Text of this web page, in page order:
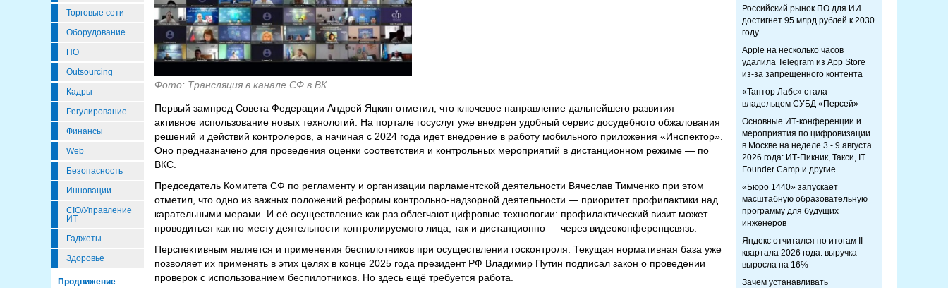
Торговые сети
Оборудование
ПО
Outsourcing
Кадры
Регулирование
Финансы
Web
Безопасность
Инновации
CIO/Управление
ИТ
Гаджеты
Здоровье
Продвижение
Фото: Трансляция в канале СФ в ВК
Первый зампред Совета Федерации Андрей Яцкин отметил, что ключевое направление дальнейшего развития —
активное использование новых технологий. На портале госуслуг уже внедрен удобный сервис досудебного обжалования
решений и действий контролеров, а начиная с 2024 года идет внедрение в работу мобильного приложения «Инспектор».
Оно предназначено для проведения оценки соответствия и контрольных мероприятий в дистанционном режиме — по
ВКС.
Председатель Комитета СФ по регламенту и организации парламентской деятельности Вячеслав Тимченко при этом
отметил, что одно из важных положений реформы контрольно-надзорной деятельности — приоритет профилактики над
карательными мерами. И её осуществление как раз облегчают цифровые технологии: профилактический визит может
проводиться как по месту деятельности контролируемого лица, так и дистанционно — через видеоконференцсвязь.
Перспективным является и применения беспилотников при осуществлении госконтроля. Текущая нормативная база уже
позволяет их применять в этих целях в конце 2025 года президент РФ Владимир Путин подписал закон о проведении
проверок с использованием беспилотников. Но здесь ещё требуется работа.
Российский рынок ПО для ИИ
достигнет 95 млрд рублей к 2030
году
Apple на несколько часов
удалила Telegram из App Store
из-за запрещенного контента
«Тантор Лабс» стала
владельцем СУБД «Персей»
Основные ИТ-конференции и
мероприятия по цифровизации
в Москве на неделе 3 - 9 августа
2026 года: ИТ-Пикник, Такси, IT
Founder Camp и другие
«Бюро 1440» запускает
масштабную образовательную
программу для будущих
инженеров
Яндекс отчитался по итогам II
квартала 2026 года: выручка
выросла на 16%
Зачем устанавливать